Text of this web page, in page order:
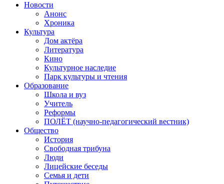
Новости
Анонс
Хроника
Культура
Дом актёра
Литература
Кино
Культурное наследие
Парк культуры и чтения
Образование
Школа и вуз
Учитель
Реформы
ПОЛЁТ (научно-педагогический вестник)
Общество
История
Свободная трибуна
Люди
Лицейские беседы
Семья и дети